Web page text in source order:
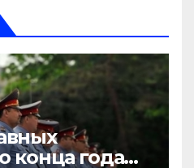
конца года